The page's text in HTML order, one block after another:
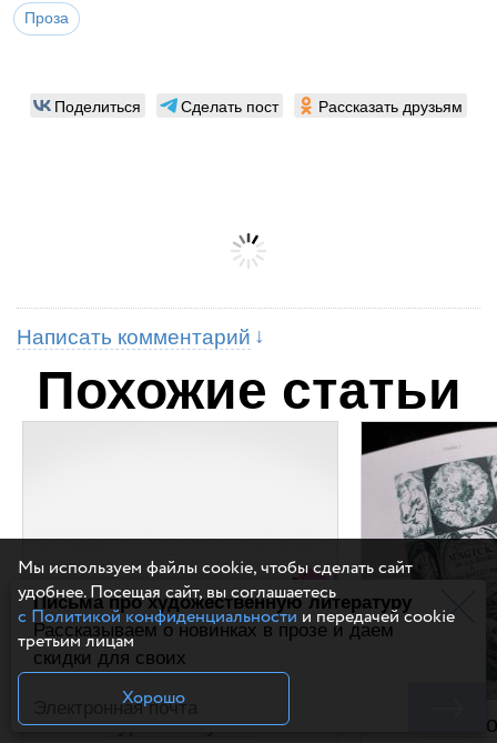
Проза
Письма про художественную литературу
Рассказываем о новинках в прозе и даем
скидки для своих
Поделиться Сделать пост Рассказать друзьям
Написать комментарий
Похожие статьи
Курсы августа: 8 книг
Мы используем файлы cookie, чтобы сделать сайт
удобнее. Посещая сайт, вы соглашаетесь
с Политикой конфиденциальностии передачей cookie
третьим лицам
Хорошо